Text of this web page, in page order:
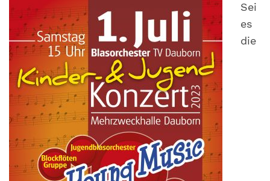
Sei
es
die